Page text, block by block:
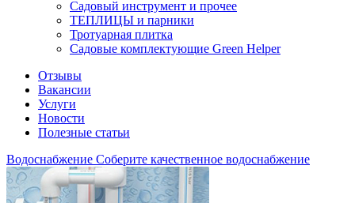
Садовый инструмент и прочее
ТЕПЛИЦЫ и парники
Тротуарная плитка
Садовые комплектующие Green Helper
Отзывы
Вакансии
Услуги
Новости
Полезные статьи
Водоснабжение Соберите качественное водоснабжение